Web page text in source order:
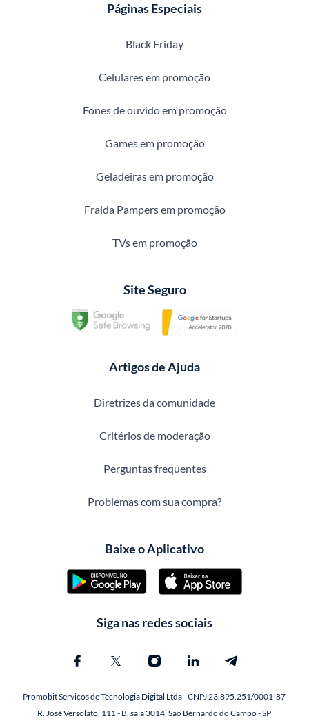
Páginas Especiais
Black Friday
Celulares em promoção
Fones de ouvido em promoção
Games em promoção
Geladeiras em promoção
Fralda Pampers em promoção
TVs em promoção
Site Seguro
Artigos de Ajuda
Diretrizes da comunidade
Critérios de moderação
Perguntas frequentes
Problemas com sua compra?
Baixe o Aplicativo
Siga nas redes sociais
Promobit Servicos de Tecnologia Digital Ltda - CNPJ 23.895.251/0001-87
R. José Versolato, 111 - B, sala 3014, São Bernardo do Campo - SP